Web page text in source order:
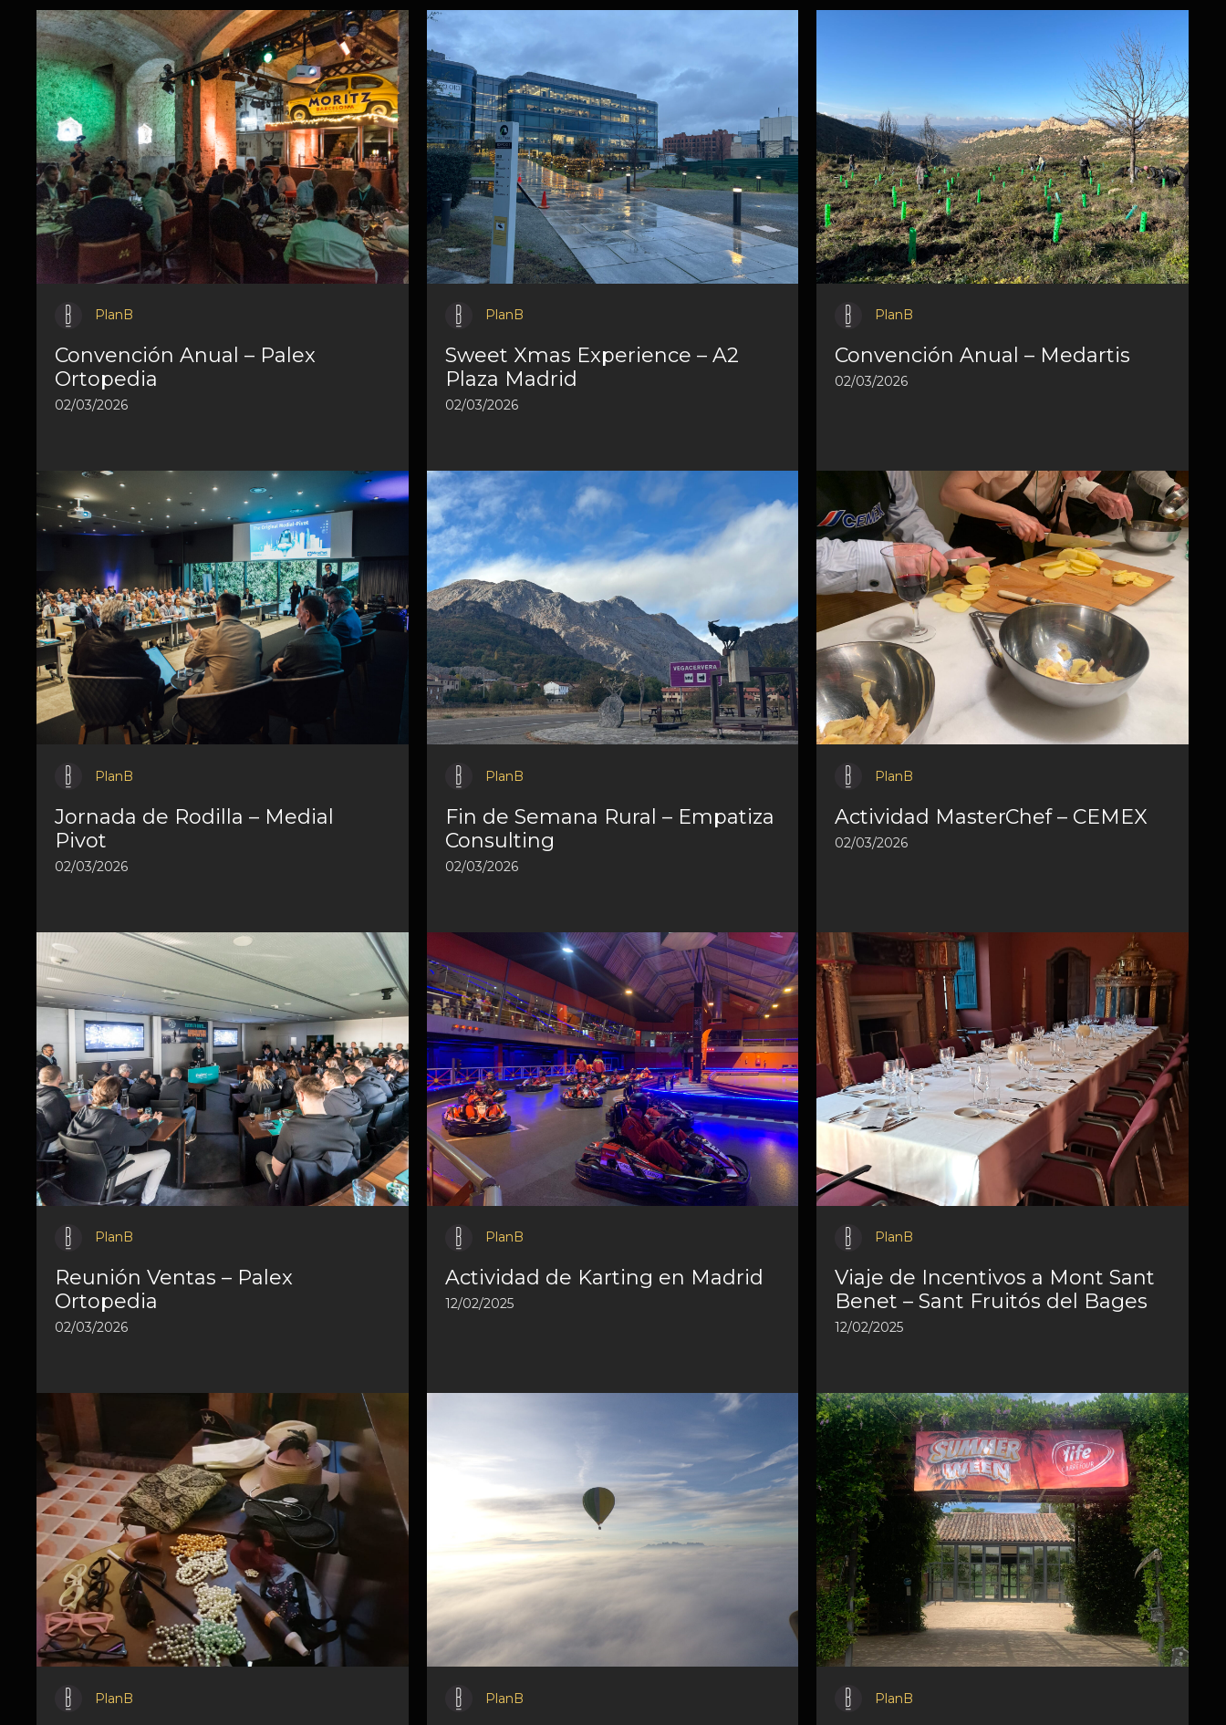
PlanB
Convención Anual – Palex
Ortopedia
02/03/2026
PlanB
Sweet Xmas Experience – A2
Plaza Madrid
02/03/2026
PlanB
Convención Anual – Medartis
02/03/2026
PlanB
Jornada de Rodilla – Medial
Pivot
02/03/2026
PlanB
Fin de Semana Rural – Empatiza
Consulting
02/03/2026
PlanB
Actividad MasterChef – CEMEX
02/03/2026
PlanB
Reunión Ventas – Palex
Ortopedia
02/03/2026
PlanB
Actividad de Karting en Madrid
12/02/2025
PlanB
Viaje de Incentivos a Mont Sant
Benet – Sant Fruitós del Bages
12/02/2025
PlanB PlanB PlanB